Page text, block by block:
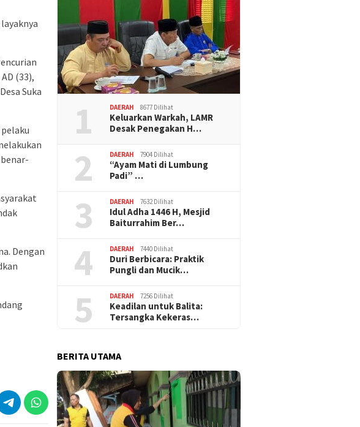
(33),
Suka
Dengan
1 DAERAH 8677 Dilihat
Keluarkan Warkah, LAMR
Desak Penegakan H…
2 DAERAH 7904 Dilihat
“Ayam Mati di Lumbung
Padi” …
3 DAERAH 7632 Dilihat
Idul Adha 1446 H, Mesjid
Baiturrahim Ber…
4 DAERAH 7440 Dilihat
Duri Berbicara: Praktik
Pungli dan Mucik…
5 DAERAH 7256 Dilihat
Keadilan untuk Balita:
Tersangka Kekeras…
BERITA UTAMA